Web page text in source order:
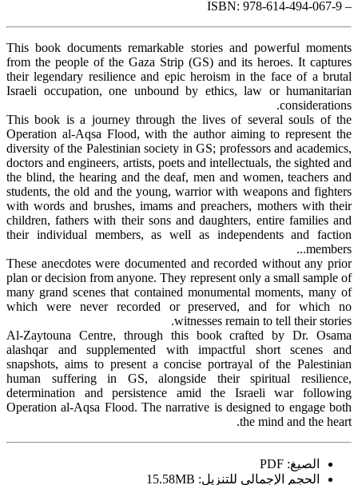
– ISBN: 978-614-494-067-9
This book documents remarkable stories and powerful moments
from the people of the Gaza Strip (GS) and its heroes. It captures
their legendary resilience and epic heroism in the face of a brutal
Israeli occupation, one unbound by ethics, law or humanitarian
considerations.
This book is a journey through the lives of several souls of the
Operation al-Aqsa Flood, with the author aiming to represent the
diversity of the Palestinian society in GS; professors and academics,
doctors and engineers, artists, poets and intellectuals, the sighted and
the blind, the hearing and the deaf, men and women, teachers and
students, the old and the young, warrior with weapons and fighters
with words and brushes, imams and preachers, mothers with their
children, fathers with their sons and daughters, entire families and
their individual members, as well as independents and faction
members...
These anecdotes were documented and recorded without any prior
plan or decision from anyone. They represent only a small sample of
many grand scenes that contained monumental moments, many of
which were never recorded or preserved, and for which no
witnesses remain to tell their stories.
Al-Zaytouna Centre, through this book crafted by Dr. Osama
alashqar and supplemented with impactful short scenes and
snapshots, aims to present a concise portrayal of the Palestinian
human suffering in GS, alongside their spiritual resilience,
determination and persistence amid the Israeli war following
Operation al-Aqsa Flood. The narrative is designed to engage both
the mind and the heart.
الصيغ: PDF
الحجم الإجمالي للتنزيل: 15.58MB